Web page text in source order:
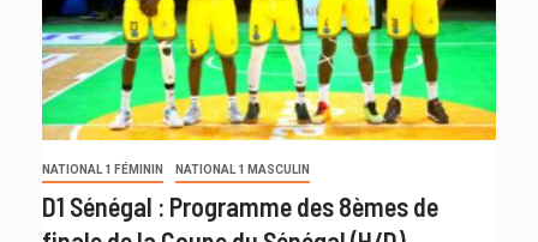
NATIONAL 1 FÉMININ NATIONAL 1 MASCULIN
D1 Sénégal : Programme des 8èmes de